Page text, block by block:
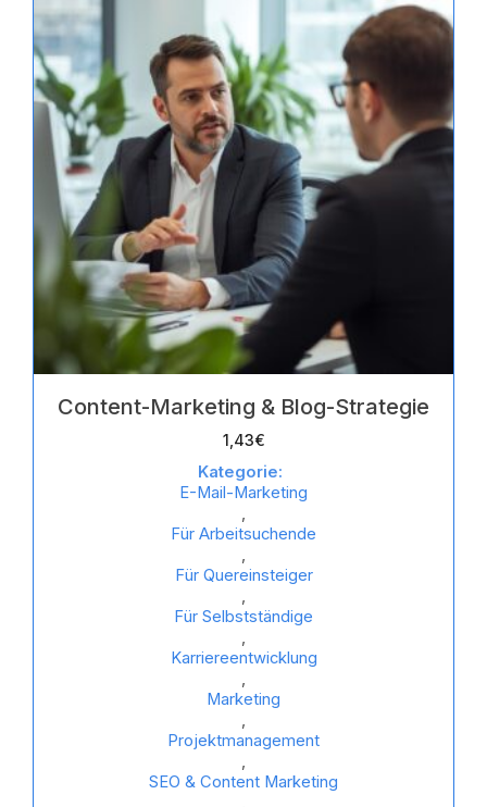
Content-Marketing & Blog-Strategie
1,43€
Kategorie:
E-Mail-Marketing
,
Für Arbeitsuchende
,
Für Quereinsteiger
,
Für Selbstständige
,
Karriereentwicklung
,
Marketing
,
Projektmanagement
,
SEO & Content Marketing
,